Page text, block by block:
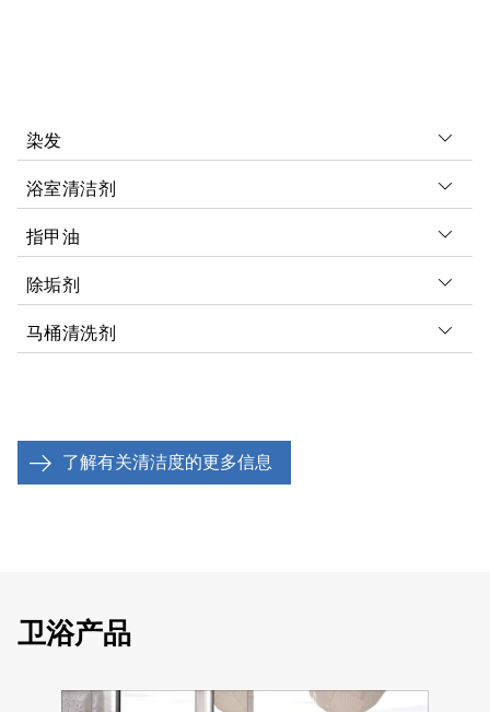
染发
问题:当你在浴室染发或漂白头发时，很容易发生事故。
染发剂和漂白剂通常含有过氧化氢等化学物质。它们会侵
蚀浴室家具或塑料表面的涂层，如马桶盖，导致通常无法
去除的不吸引人的棕色污渍。
你以后就无法去除它们了。
浴室清洁剂
问题:卫生用品和浴室清洁剂通常含有氯。如果清洁剂作
用时间过长，氯会损坏浴室的许多表面——脸盆、马桶和
淋浴器。例如，这种液体会在水龙头和执行器板上造成腐
剂。它们的攻击性远不如氯。让药剂在短时间内发挥作
用，然后用干净的布和大量的清水去除。
指甲油
问题:指甲油和洗甲水含有溶剂，如纯丙酮。除此之外，
解决方法:如果一瓶指甲油或洗甲水漏了，或者液体不知
怎么弄到了塑料表面，只有一件事要做:你必须迅速反
除垢剂
够去除水垢，但你在浴室里造成了更严重的污渍。
马桶清洗剂
问题:马桶清洗剂和马桶龙头会在马桶盖和马桶座上造成
黄色或蓝色的污渍。而且污渍一旦出现就几乎不可能清
止污渍形成。
了解有关清洁度的更多信息
卫浴产品